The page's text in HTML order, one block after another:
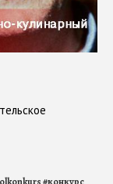
#конкурс